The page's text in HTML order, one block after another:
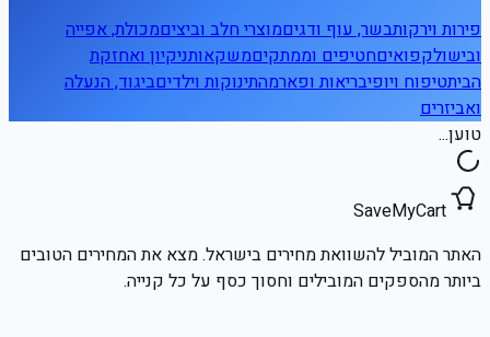
פירות וירקותבשר, עוף ודגיםמוצרי חלב וביציםמכולת, אפייה
ובישולקפואיםחטיפים וממתקיםמשקאותניקיון ואחזקת
הביתטיפוח ויופיבריאות ופארמהתינוקות וילדיםביגוד, הנעלה
ואביזרים
טוען...
SaveMyCart
האתר המוביל להשוואת מחירים בישראל. מצא את המחירים הטובים
ביותר מהספקים המובילים וחסוך כסף על כל קנייה.